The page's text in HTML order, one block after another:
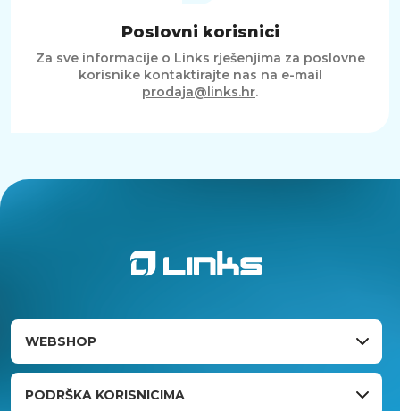
Poslovni korisnici
Za sve informacije o Links rješenjima za poslovne
korisnike kontaktirajte nas na e-mail
prodaja@links.hr.
WEBSHOP
PODRŠKA KORISNICIMA